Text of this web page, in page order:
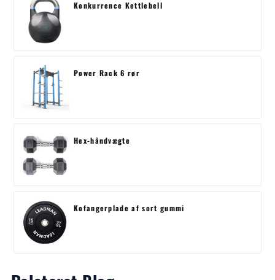
Konkurrence Kettlebell
Power Rack 6 rør
Hex-håndvægte
Kofangerplade af sort gummi